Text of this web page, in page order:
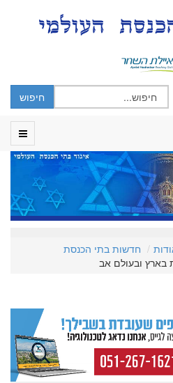
חדשות בתי הכנסת
ובעולם אב